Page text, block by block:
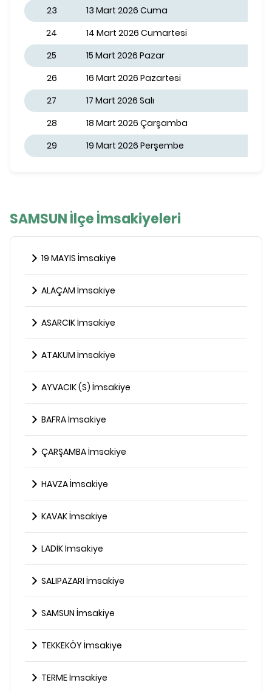
23
13 Mart 2026 Cuma
24
14 Mart 2026 Cumartesi
25
15 Mart 2026 Pazar
26
16 Mart 2026 Pazartesi
27
17 Mart 2026 Salı
28
18 Mart 2026 Çarşamba
29
19 Mart 2026 Perşembe
SAMSUN İlçe İmsakiyeleri
19 MAYIS İmsakiye
ALAÇAM İmsakiye
ASARCIK İmsakiye
ATAKUM İmsakiye
AYVACIK (S) İmsakiye
BAFRA İmsakiye
ÇARŞAMBA İmsakiye
HAVZA İmsakiye
KAVAK İmsakiye
LADİK İmsakiye
SALIPAZARI İmsakiye
SAMSUN İmsakiye
TEKKEKÖY İmsakiye
TERME İmsakiye